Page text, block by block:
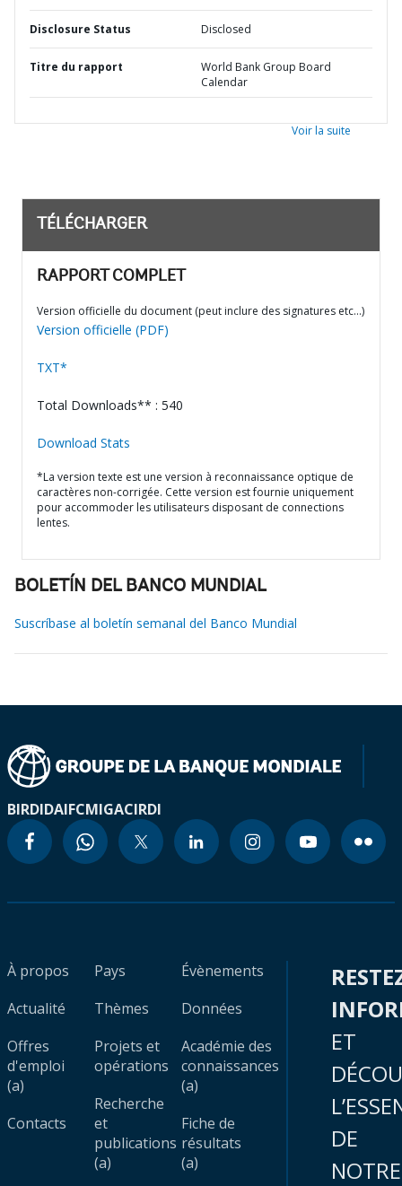
Disclosure Status Disclosed
Titre du rapport
World Bank Group Board
Calendar
Voir la suite
TÉLÉCHARGER
RAPPORT COMPLET
Version officielle du document (peut inclure des signatures etc…)
Version officielle (PDF)
TXT*
Total Downloads** : 540
Download Stats
*La version texte est une version à reconnaissance optique de
caractères non-corrigée. Cette version est fournie uniquement
pour accommoder les utilisateurs disposant de connections
lentes.
BOLETÍN DEL BANCO MUNDIAL
Suscríbase al boletín semanal del Banco Mundial
BIRDIDAIFCMIGACIRDI
À propos
Actualité
Offres
d'emploi
(a)
Contacts
Pays
Thèmes
Projets et
opérations
Recherche
et
publications
(a)
Évènements
Données
Académie des
connaissances
(a)
Fiche de
résultats
(a)
ET
DE
NOTRE